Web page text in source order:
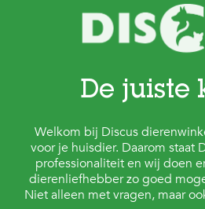
De juiste
Welkom bij Discus
voor je huisdier. Daarom staat
professionaliteit en wij doen
dierenliefhebber zo goed
Niet alleen met vragen, maar